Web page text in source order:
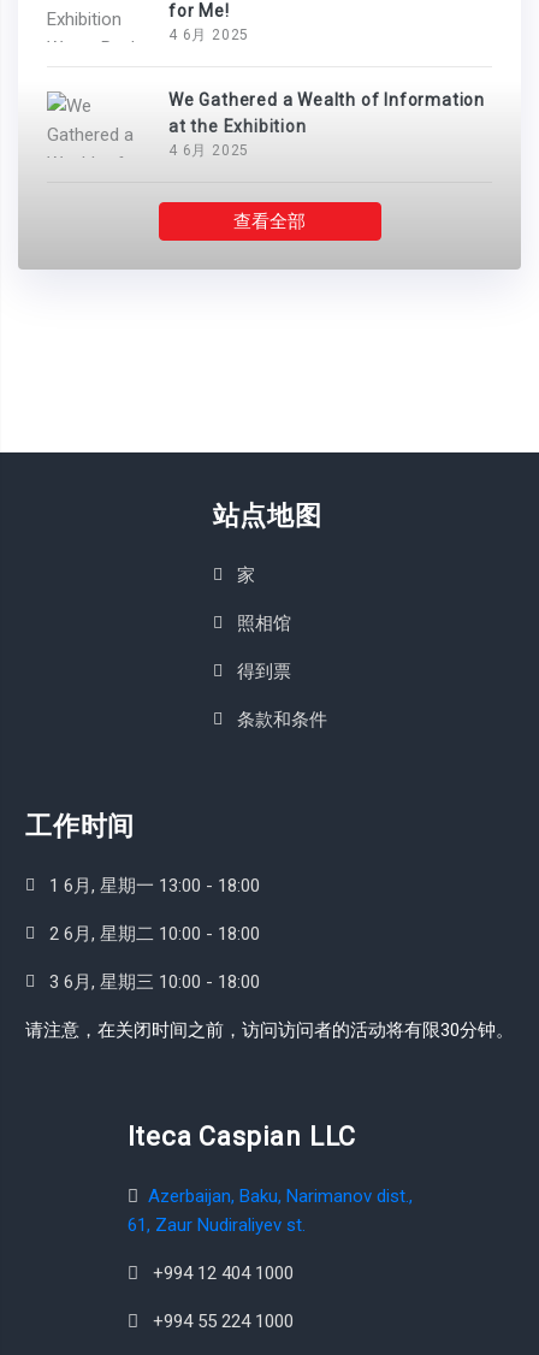
for Me!
4 6月 2025
We Gathered a Wealth of Information
at the Exhibition
4 6月 2025
查看全部
站点地图
家
照相馆
得到票
条款和条件
工作时间
1 6月, 星期一 13:00 - 18:00
2 6月, 星期二 10:00 - 18:00
3 6月, 星期三 10:00 - 18:00
请注意，在关闭时间之前，访问访问者的活动将有限30分钟。
Iteca Caspian LLC
Azerbaijan, Baku, Narimanov dist.,
61, Zaur Nudiraliyev st.
+994 12 404 1000
+994 55 224 1000